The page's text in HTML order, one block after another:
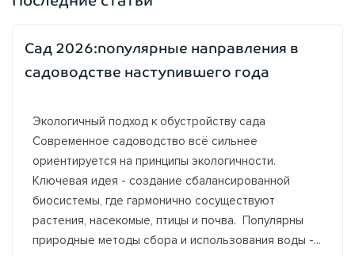
Сад 2026:популярные направления в
садоводстве наступившего года
Экологичный подход к обустройству сада
Современное садоводство всё сильнее
ориентируется на принципы экологичности.
Ключевая идея - создание сбалансированной
биосистемы, где гармонично сосуществуют
растения, насекомые, птицы и почва. Популярны
природные методы сбора и использования воды -...